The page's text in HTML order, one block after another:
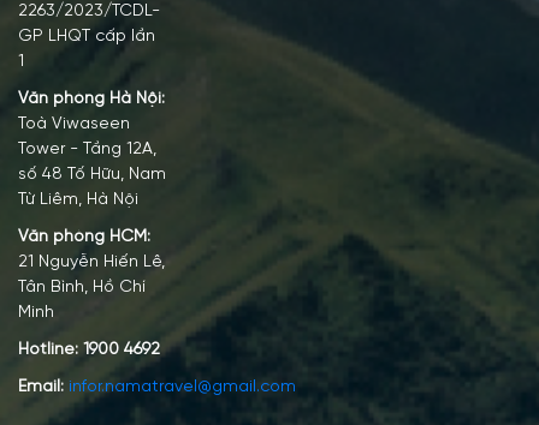
2263/2023/TCDL-
GP LHQT cấp lần
1
Văn phòng Hà Nội:
Toà Viwaseen
Tower - Tầng 12A,
số 48 Tố Hữu, Nam
Từ Liêm, Hà Nội
Văn phòng HCM:
21 Nguyễn Hiến Lê,
Tân Bình, Hồ Chí
Minh
Hotline: 1900 4692
Email: infor.namatravel@gmail.com